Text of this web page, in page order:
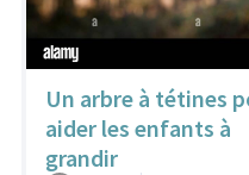
Un arbre à tétines
aider les enfants à
grandir